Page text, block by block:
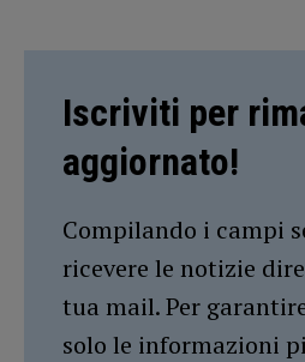
Iscriviti per
aggiornato!
Compilando i campi
ricevere le notizie
tua mail. Per
solo le informazioni